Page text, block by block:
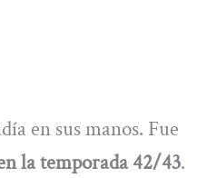
en sus manos. Fue
la temporada 42/43.